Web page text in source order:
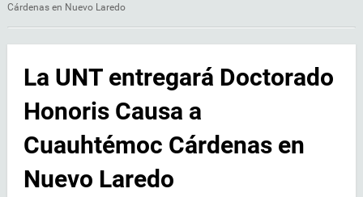
Cárdenas en Nuevo Laredo
La UNT entregará Doctorado
Honoris Causa a
Cuauhtémoc Cárdenas en
Nuevo Laredo